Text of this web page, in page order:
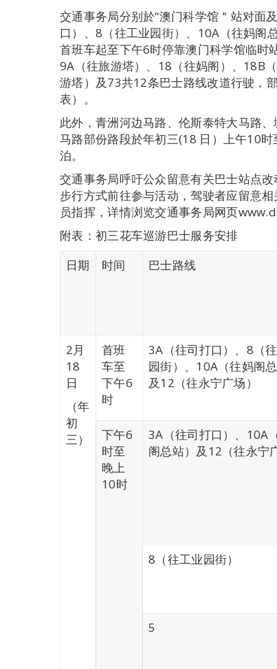
交通事务局分别於“澳门科学馆＂站对面
口）、8（往工业园街）、10A（往妈阁
首班车起至下午6时停靠澳门科学馆临时
9A（往旅游塔）、18（往妈阁）、18B
游塔）及73共12条巴士路线改道行驶，
表）。
此外，青洲河边马路、伦斯泰特大马路
马路部份路段於年初三(18 日）上午10
泊。
交通事务局呼吁公众留意有关巴士站点
步行方式前往参与活动，驾驶者应留意
员指挥，详情浏览交通事务局网页
附表：初三花车巡游巴士服务安排
日期
时间 巴士路线
2月
18
日
（年
初
三）
首班
车至
下午6
时
3A（往司打口）、8（
园街）、10A（往妈阁总
及12（往永宁广场）
下午6
时至
晚上
10时
3A（往司打口）、10A
阁总站）及12（往永宁
8（往工业园街）
5